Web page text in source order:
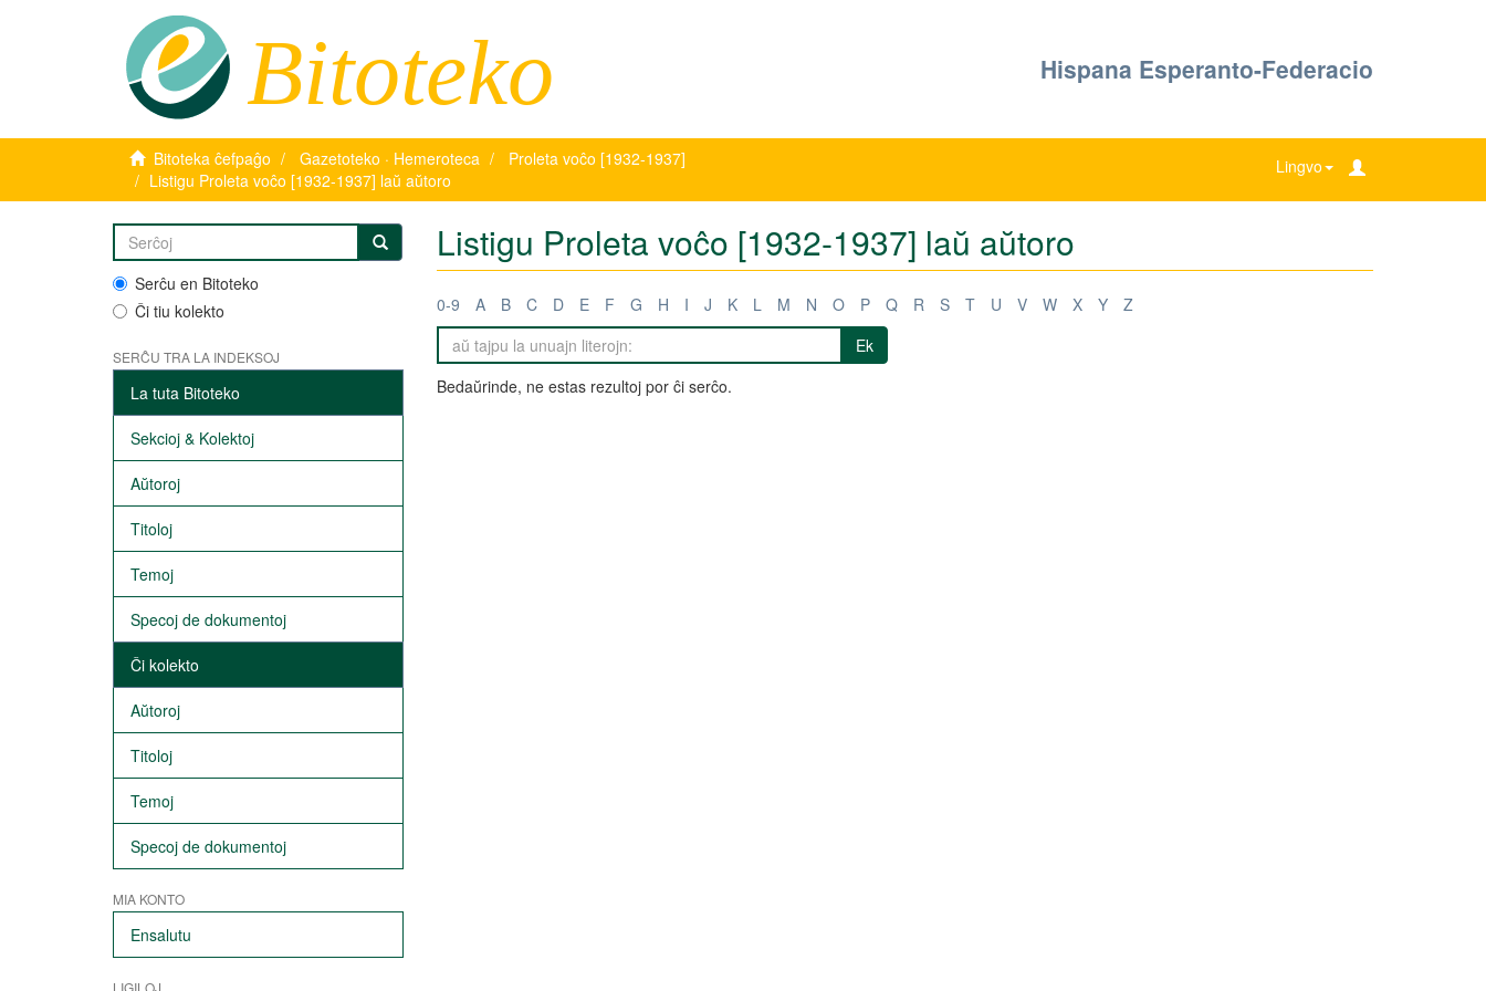
Bitoteko Hispana Esperanto-Federacio
Bitoteka ĉefpaĝo Gazetoteko · Hemeroteca
Proleta voĉo [1932-1937]
Listigu Proleta voĉo [1932-1937] laŭ aŭtoro
Lingvo
Serĉu en Bitoteko
Ĉi tiu kolekto
SERĈU TRA LA INDEKSOJ
La tuta Bitoteko
Sekcioj & Kolektoj
Aŭtoroj
Titoloj
Temoj
Specoj de dokumentoj
Ĉi kolekto
Aŭtoroj
Titoloj
Temoj
Specoj de dokumentoj
MIA KONTO
Ensalutu
LIGILOJ
Listigu Proleta voĉo [1932-1937] laŭ aŭtoro
0-9 A B C D E F G H I J K L M N O P Q R S T U V W X Y
Z
Ek
Bedaŭrinde, ne estas rezultoj por ĉi serĉo.